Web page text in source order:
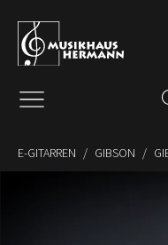
Zum Hauptinhalt springen
E-GITARREN GIBSON